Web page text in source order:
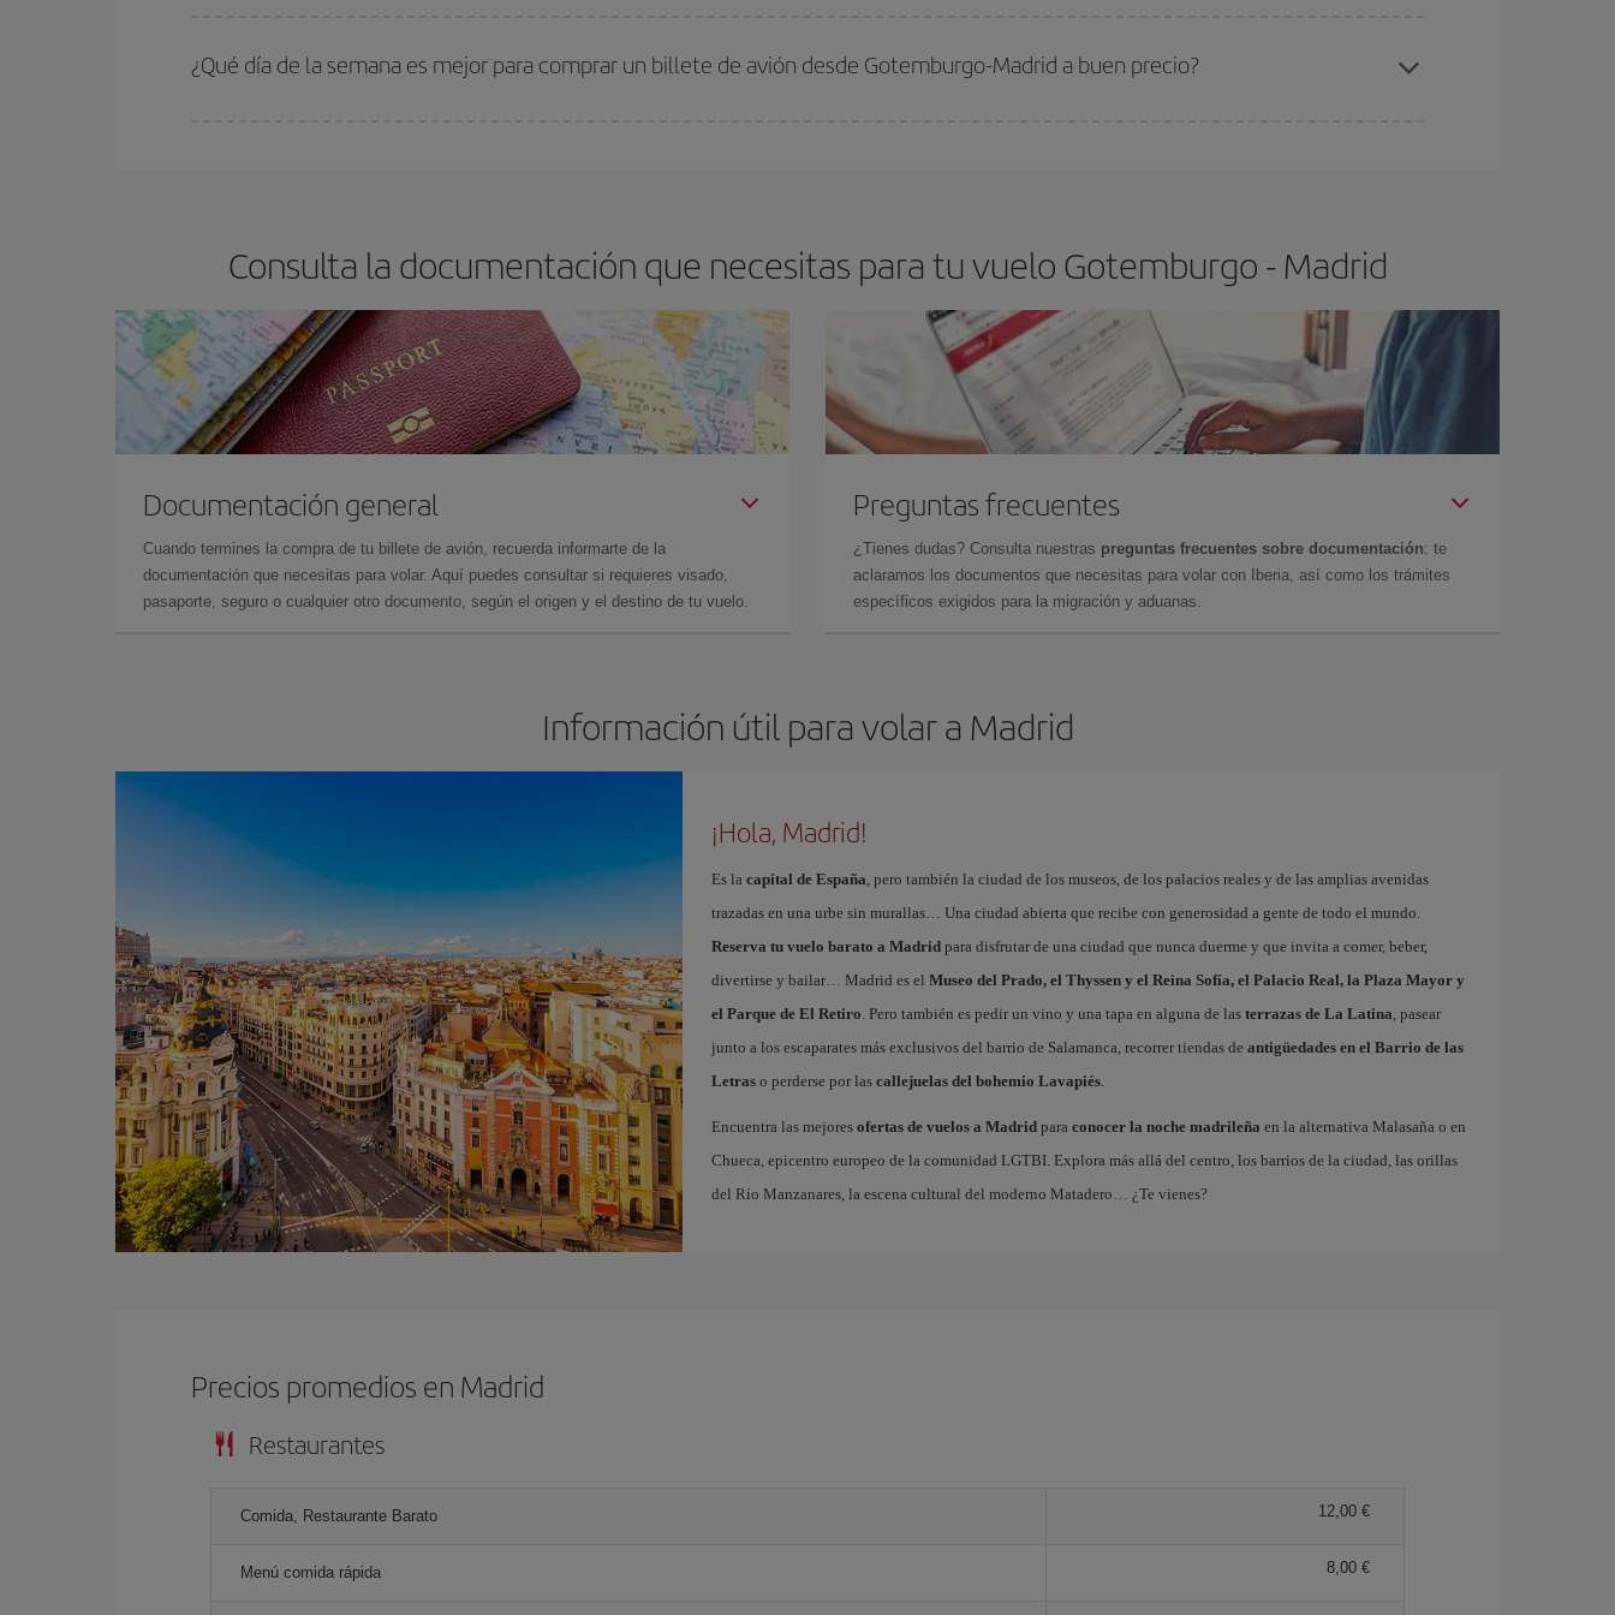
¿Qué día de la semana es mejor para comprar un billete de avión desde Gotemburgo-Madrid a buen precio?
Consulta la documentación que necesitas para tu vuelo Gotemburgo - Madrid
Documentación general
Cuando termines la compra de tu billete de avión, recuerda informarte de la
documentación que necesitas para volar. Aquí puedes consultar si requieres visado,
pasaporte, seguro o cualquier otro documento, según el origen y el destino de tu vuelo.
Preguntas frecuentes
¿Tienes dudas? Consulta nuestras preguntas frecuentes sobre documentación: te
aclaramos los documentos que necesitas para volar con Iberia, así como los trámites
específicos exigidos para la migración y aduanas.
Información útil para volar a Madrid
¡Hola, Madrid!
Es la capital de España, pero también la ciudad de los museos, de los palacios reales y de las amplias avenidas
trazadas en una urbe sin murallas… Una ciudad abierta que recibe con generosidad a gente de todo el mundo.
Reserva tu vuelo barato a Madridpara disfrutar de una ciudad que nunca duerme y que invita a comer, beber,
divertirse y bailar… Madrid es el Museo del Prado, el Thyssen y el Reina Sofía, el Palacio Real, la Plaza Mayor y
el Parque de El Retiro. Pero también es pedir un vino y una tapa en alguna de las terrazas de La Latina, pasear
junto a los escaparates más exclusivos del barrio de Salamanca, recorrer tiendas de antigüedades en el Barrio de las
Letraso perderse por las callejuelas del bohemio Lavapiés.
Encuentra las mejores ofertas de vuelos a Madridpara conocer la noche madrileña en la alternativa Malasaña o en
Chueca, epicentro europeo de la comunidad LGTBI. Explora más allá del centro, los barrios de la ciudad, las orillas
del Río Manzanares, la escena cultural del moderno Matadero… ¿Te vienes?
Precios promedios en Madrid
Restaurantes
Comida, Restaurante Barato 12,00 €
Menú comida rápida 8,00 €